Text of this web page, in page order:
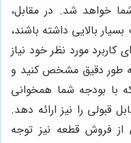
خواهد شد. در مقابل،
بالایی داشته باشند،
کاربرد مورد نظر خود نیاز
طور دقیق مشخص کنید و
با بودجه شما همخوانی
قبولی را نیز ارائه دهد.
فروش قطعه نیز توجه